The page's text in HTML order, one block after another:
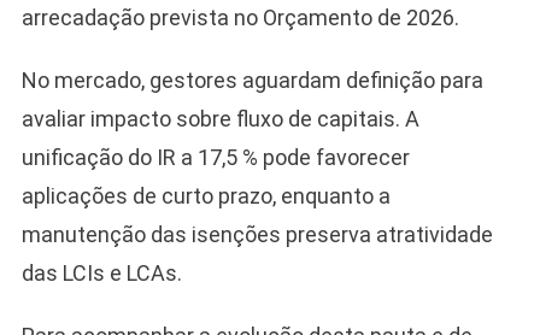
arrecadação prevista no Orçamento de 2026.
No mercado, gestores aguardam definição para
avaliar impacto sobre fluxo de capitais. A
unificação do IR a 17,5 % pode favorecer
aplicações de curto prazo, enquanto a
manutenção das isenções preserva atratividade
das LCIs e LCAs.